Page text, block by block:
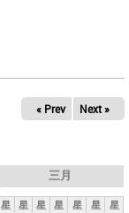
« Prev Next »
三月
星 星 星 星 星 星 星